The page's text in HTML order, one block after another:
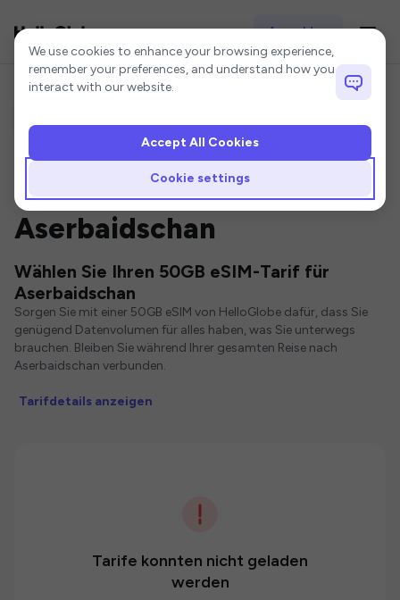
Anmelden
Startseite Aserbaidschan eSIM 50GB eSIM
50GB eSIM für
Aserbaidschan
Wählen Sie Ihren 50GB eSIM-Tarif für
Aserbaidschan
Sorgen Sie mit einer 50GB eSIM von HelloGlobe dafür, dass Sie
genügend Datenvolumen für alles haben, was Sie unterwegs
brauchen. Bleiben Sie während Ihrer gesamten Reise nach
Aserbaidschan verbunden.
Tarifdetails anzeigen
Tarife konnten nicht geladen
werden
Cookie settings
We use cookies to enhance your browsing experience,
remember your preferences, and understand how you
interact with our website.
Cookie settings
Accept All Cookies